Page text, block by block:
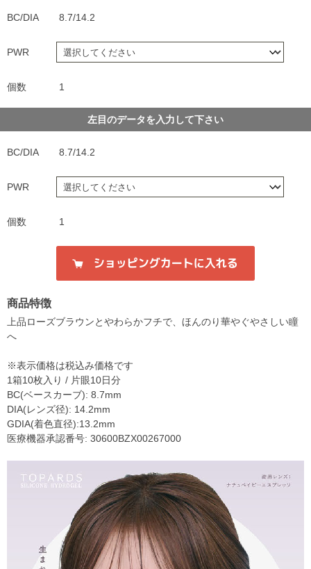
BC/DIA 8.7/14.2
PWR
個数 1
左目のデータを入力して下さい
BC/DIA 8.7/14.2
PWR
個数 1
商品特徴
上品ローズブラウンとやわらかフチで、ほんのり華やぐやさしい瞳
へ
※表示価格は税込み価格です
1箱10枚入り / 片眼10日分
BC(ベースカーブ): 8.7mm
DIA(レンズ径): 14.2mm
GDIA(着色直径):13.2mm
医療機器承認番号: 30600BZX00267000